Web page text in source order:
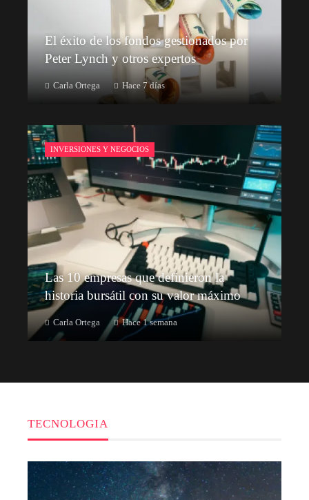
El éxito de los fondos gestionados por
Peter Lynch y otros expertos
Carla Ortega Hace 7 días
INVERSIONES Y NEGOCIOS
Las 10 empresas que definieron la
historia bursátil con su valor máximo
Carla Ortega Hace 1 semana
TECNOLOGIA